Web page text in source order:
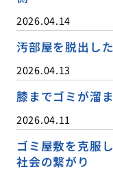
2026.04.14
汚部屋を脱出し
2026.04.13
膝までゴミが溜
2026.04.11
ゴミ屋敷を克服
社会の繋がり